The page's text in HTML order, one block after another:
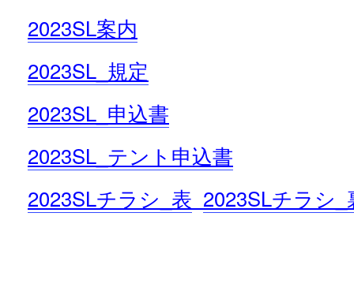
2023SL案内
2023SL_規定
2023SL_申込書
2023SL_テント申込書
2023SLチラシ_表 2023SLチラシ_